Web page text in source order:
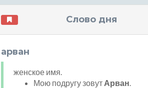
Слово дня
арван
женское имя.
Мою подругу зовут Арван.